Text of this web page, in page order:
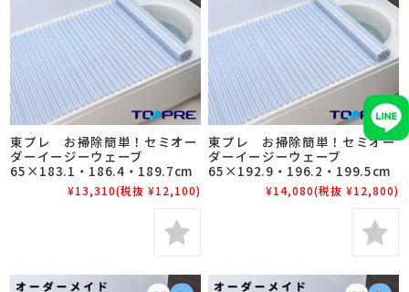
東プレ お掃除簡単！セミオー
ダーイージーウェーブ
65×183.1・186.4・189.7cm
¥13,310(税抜 ¥12,100)
東プレ お掃除簡単！セミオー
ダーイージーウェーブ
65×192.9・196.2・199.5cm
¥14,080(税抜 ¥12,800)